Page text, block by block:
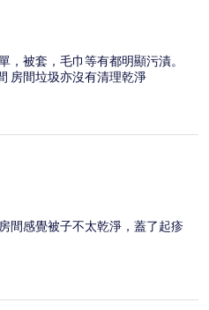
，被套，毛巾等有都明顯污漬。
房間垃圾亦沒有清理乾淨
間感覺被子不太乾淨，蓋了起疹